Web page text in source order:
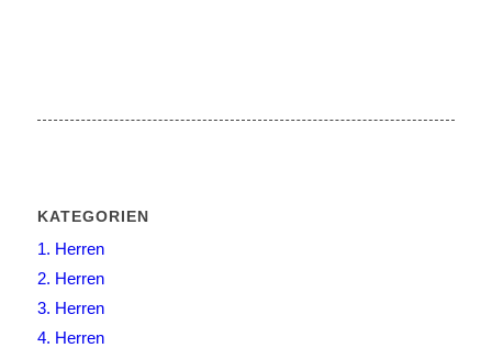
KATEGORIEN
1. Herren
2. Herren
3. Herren
4. Herren